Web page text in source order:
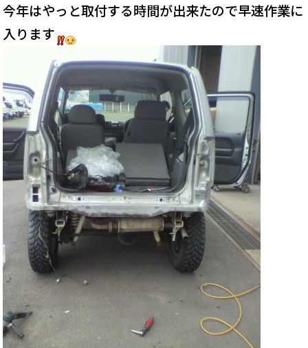
今年はやっと取付する時間が出来たので早速作業に
入ります